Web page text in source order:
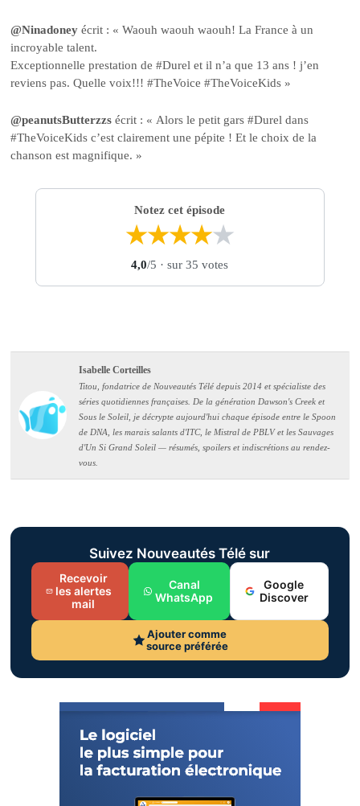
@Ninadoneyécrit : « Waouh waouh waouh! La France à un
incroyable talent.
Exceptionnelle prestation de #Durel et il n’a que 13 ans ! j’en
reviens pas. Quelle voix!!! #TheVoice #TheVoiceKids »
@peanutsButterzzs écrit : « Alors le petit gars #Durel dans
#TheVoiceKids c’est clairement une pépite ! Et le choix de la
chanson est magnifique. »
Notez cet épisode
★★★★★
4,0/5 · sur 35 votes
Isabelle Corteilles
Titou, fondatrice de Nouveautés Télé depuis 2014 et spécialiste des
séries quotidiennes françaises. De la génération Dawson's Creek et
Sous le Soleil, je décrypte aujourd'hui chaque épisode entre le Spoon
de DNA, les marais salants d'ITC, le Mistral de PBLV et les Sauvages
d'Un Si Grand Soleil — résumés, spoilers et indiscrétions au rendez-
vous.
Suivez Nouveautés Télé sur
Recevoir
les alertes
mail
Canal
WhatsApp
Google
Discover
Ajouter comme
source préférée